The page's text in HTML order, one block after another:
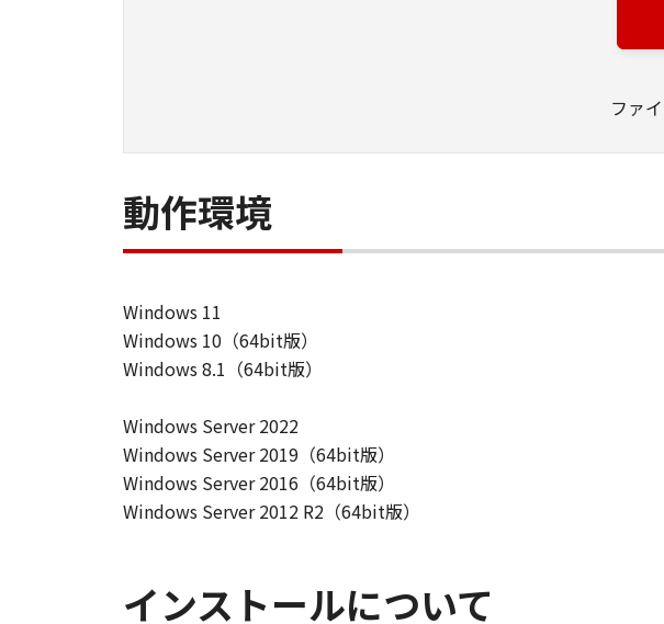
(3) お客様は、「本ソフトウエア」の全部または一
(4) 本契約に明示的に定める場合を除き、キヤノン
「本ソフトウエア」及びその複製物に係る権限及び
す。
購入した日から90日の間、「許諾ソフトウエア」が
いことを保証します。当該保証期間中に「メディア
保証の否認・免責
(1) 「本ソフトウエア」は、『現状のまま』の状態で使用
店は、「本ソフトウエア」に関して、商品性及び特定の
一切しないものとします。
(2) キヤノン、キヤノンの関連会社、それらの販売代理店
です。
ファ
動作環境
Windows 11
Windows 10（64bit版）
Windows 8.1（64bit版）
Windows Server 2022
Windows Server 2019（64bit版）
Windows Server 2016（64bit版）
Windows Server 2012 R2（64bit版）
インストールについて